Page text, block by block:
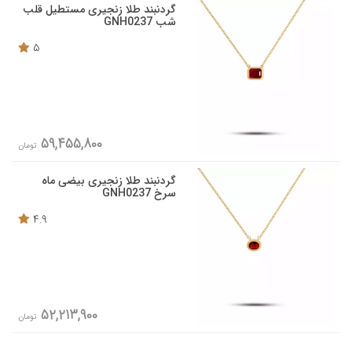
اعطای نمایندگی
گردنبند طلا زنجیری مستطیل قلب
شب GNH0237
5
59,455,800 تومان
گردنبند طلا زنجیری بیضی ماه
سرخ GNH0237
4.9
52,213,900 تومان